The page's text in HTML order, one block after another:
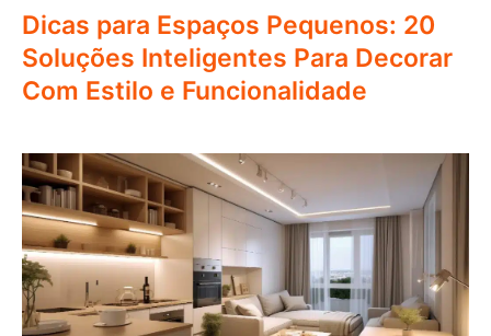
Dicas para Espaços Pequenos: 20
Soluções Inteligentes Para Decorar
Com Estilo e Funcionalidade